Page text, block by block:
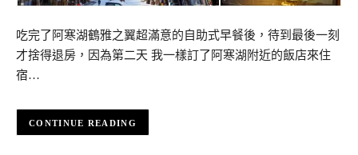
吃完了阿寒湖鶴雅之翼超滿意的自助式早餐後，待到最後一刻
才捨得退房，因為第二天 我一樣訂了阿寒湖附近的飯店來住
宿…
CONTINUE READING